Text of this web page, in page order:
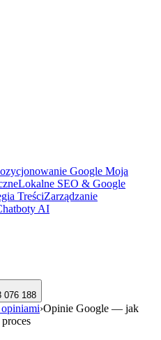
Google Moja
Lokalne SEO & Google
TreściZarządzanie
AI
076 188
›Opinie Google — jak